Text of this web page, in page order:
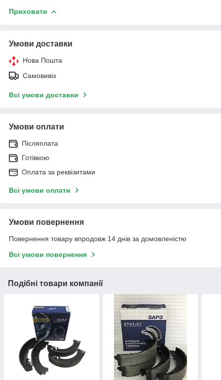
Приховати
Умови доставки
Нова Пошта
Самовивіз
Всі умови доставки
Умови оплати
Післяплата
Готівкою
Оплата за реквізитами
Всі умови оплати
Умови повернення
Повернення товару впродовж 14 днів за домовленістю
Всі умови повернення
Подібні товари компанії